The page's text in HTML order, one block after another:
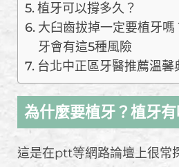
植牙可以撐多久？
大臼齒拔掉一定要植牙
牙會有這5種風險
台北中正區牙醫推薦溫馨
為什麼要植牙？植牙有
這是在ptt等網路論壇上很常